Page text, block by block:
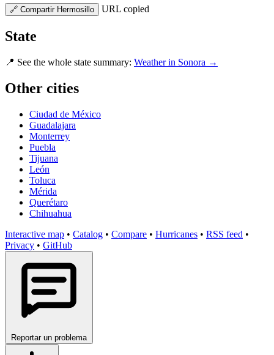
🔗 Compartir Hermosillo URL copied
State
📍 See the whole state summary: Weather in Sonora →
Other cities
Ciudad de México
Guadalajara
Monterrey
Puebla
Tijuana
León
Toluca
Mérida
Querétaro
Chihuahua
Interactive map • Catalog • Compare • Hurricanes • RSS feed •
Privacy • GitHub
Reportar un problema